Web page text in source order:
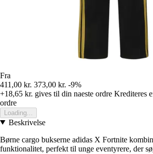
Fra
411,00 kr. 373,00 kr. -9%
+18,65 kr. gives til din naeste ordre Krediteres
ordre
Loading...
Beskrivelse
Børne cargo bukserne adidas X Fortnite
funktionalitet, perfekt til unge eventyrere, der